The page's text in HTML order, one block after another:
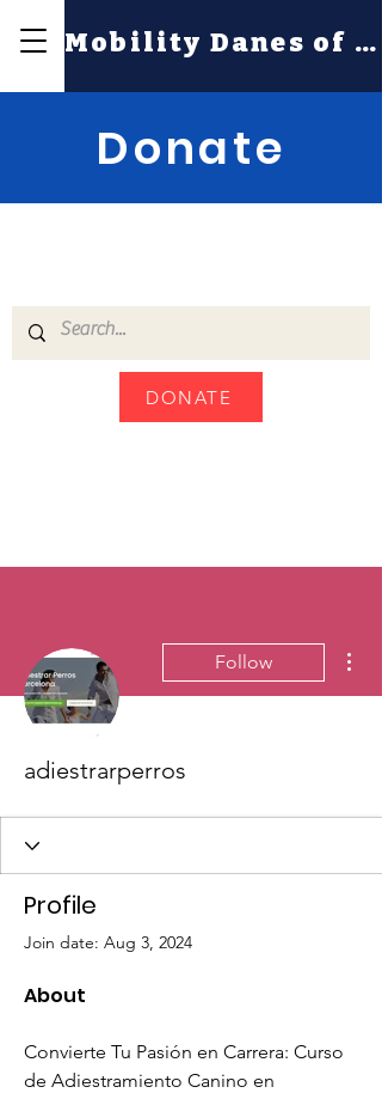
Mobility Danes of NE
Donate
DONATE
Follow
adiestrarperros
Profile
Join date: Aug 3, 2024
About
Convierte Tu Pasión en Carrera: Curso
de Adiestramiento Canino en